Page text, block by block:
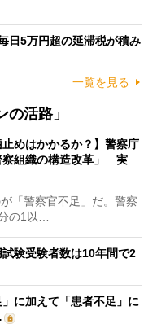
日5万円超の延滞税が積み
一覧を見る
活路」
止めはかかるか？】警察庁
察組織の構造改革」 実
「警察官不足」だ。警察
の1以…
試験受験者数は10年間で2
に加えて「患者不足」に